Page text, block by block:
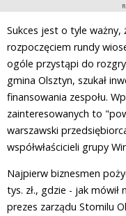
Sukces jest o tyle ważny,
rozpoczęciem rundy
ogóle przystąpi do
gmina Olsztyn, szukał
finansowania zespołu.
zainteresowanych to
warszawski
współwłaścicieli grupy
Najpierw biznesmen
tys. zł., gdzie - jak
prezes zarządu Stomilu